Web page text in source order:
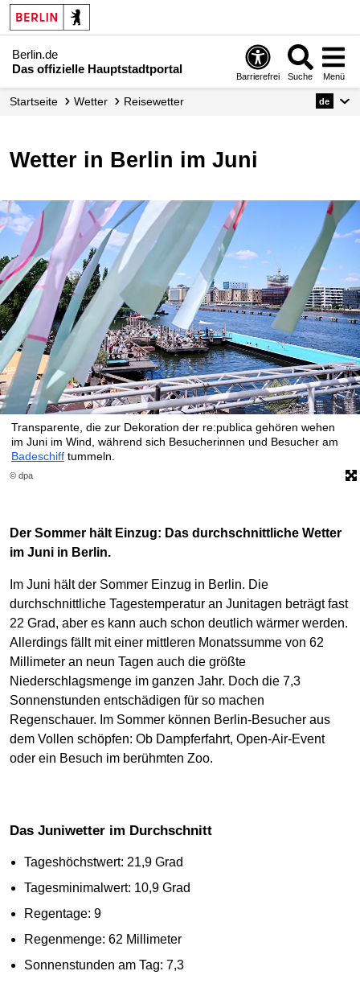
Berlin.de
Das offizielle Hauptstadtportal
Barrierefrei Suche Menü
Startseite Wetter Reisewetter de
Wetter in Berlin im Juni
© dpa
Transparente, die zur Dekoration der re:publica gehören wehen
im Juni im Wind, während sich Besucherinnen und Besucher am
Badeschiff tummeln.
Der Sommer hält Einzug: Das durchschnittliche Wetter
im Juni in Berlin.
Im Juni hält der Sommer Einzug in Berlin. Die
durchschnittliche Tagestemperatur an Junitagen beträgt fast
22 Grad, aber es kann auch schon deutlich wärmer werden.
Allerdings fällt mit einer mittleren Monatssumme von 62
Millimeter an neun Tagen auch die größte
Niederschlagsmenge im ganzen Jahr. Doch die 7,3
Sonnenstunden entschädigen für so machen
Regenschauer. Im Sommer können Berlin-Besucher aus
dem Vollen schöpfen: Ob Dampferfahrt, Open-Air-Event
oder ein Besuch im berühmten Zoo.
Das Juniwetter im Durchschnitt
Tageshöchstwert: 21,9 Grad
Tagesminimalwert: 10,9 Grad
Regentage: 9
Regenmenge: 62 Millimeter
Sonnenstunden am Tag: 7,3